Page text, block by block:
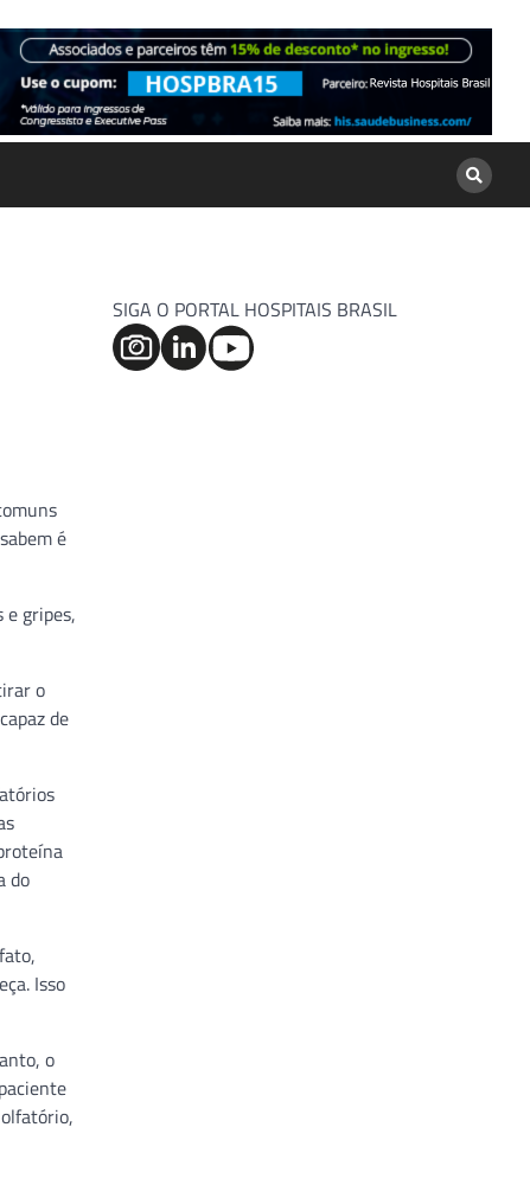
é
e gripes,
o
de
do
Isso
o
SIGA O PORTAL HOSPITAIS BRASIL